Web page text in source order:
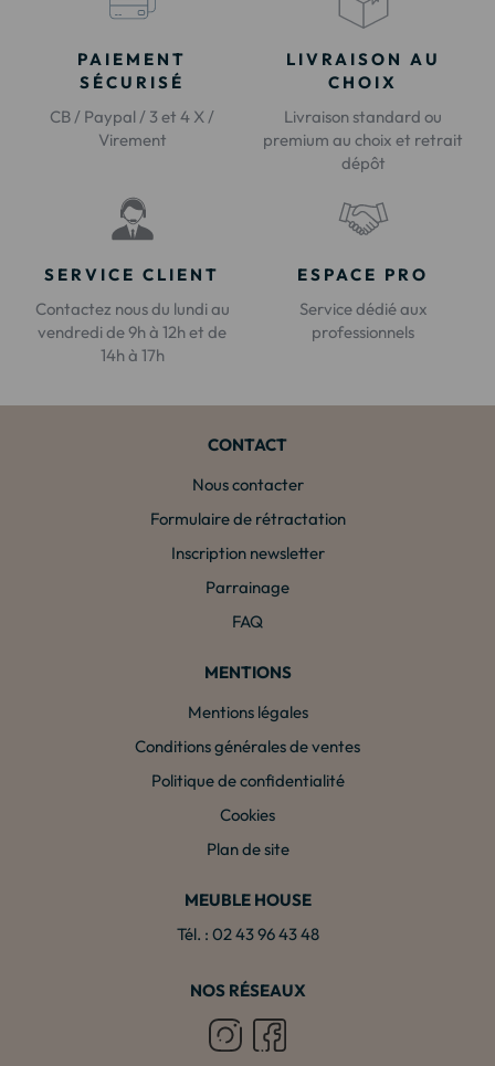
PAIEMENT
SÉCURISÉ
CB / Paypal / 3 et 4 X /
Virement
LIVRAISON AU
CHOIX
Livraison standard ou
premium au choix et retrait
dépôt
SERVICE CLIENT
Contactez nous du lundi au
vendredi de 9h à 12h et de
14h à 17h
ESPACE PRO
Service dédié aux
professionnels
CONTACT
Nous contacter
Formulaire de rétractation
Inscription newsletter
Parrainage
FAQ
MENTIONS
Mentions légales
Conditions générales de ventes
Politique de confidentialité
Cookies
Plan de site
MEUBLE HOUSE
Tél. : 02 43 96 43 48
NOS RÉSEAUX